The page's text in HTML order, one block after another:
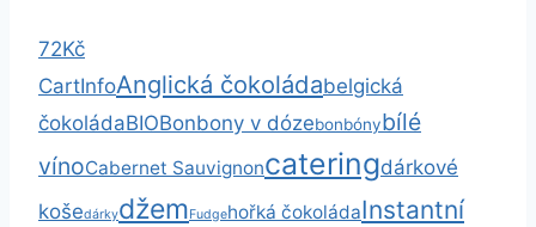
72Kč
CartInfoAnglická čokoládabelgická
čokoládaBIOBonbony v dózebonbónybílé
vínoCabernet Sauvignoncateringdárkové
košedárkydžemFudgehořká čokoládaInstantní